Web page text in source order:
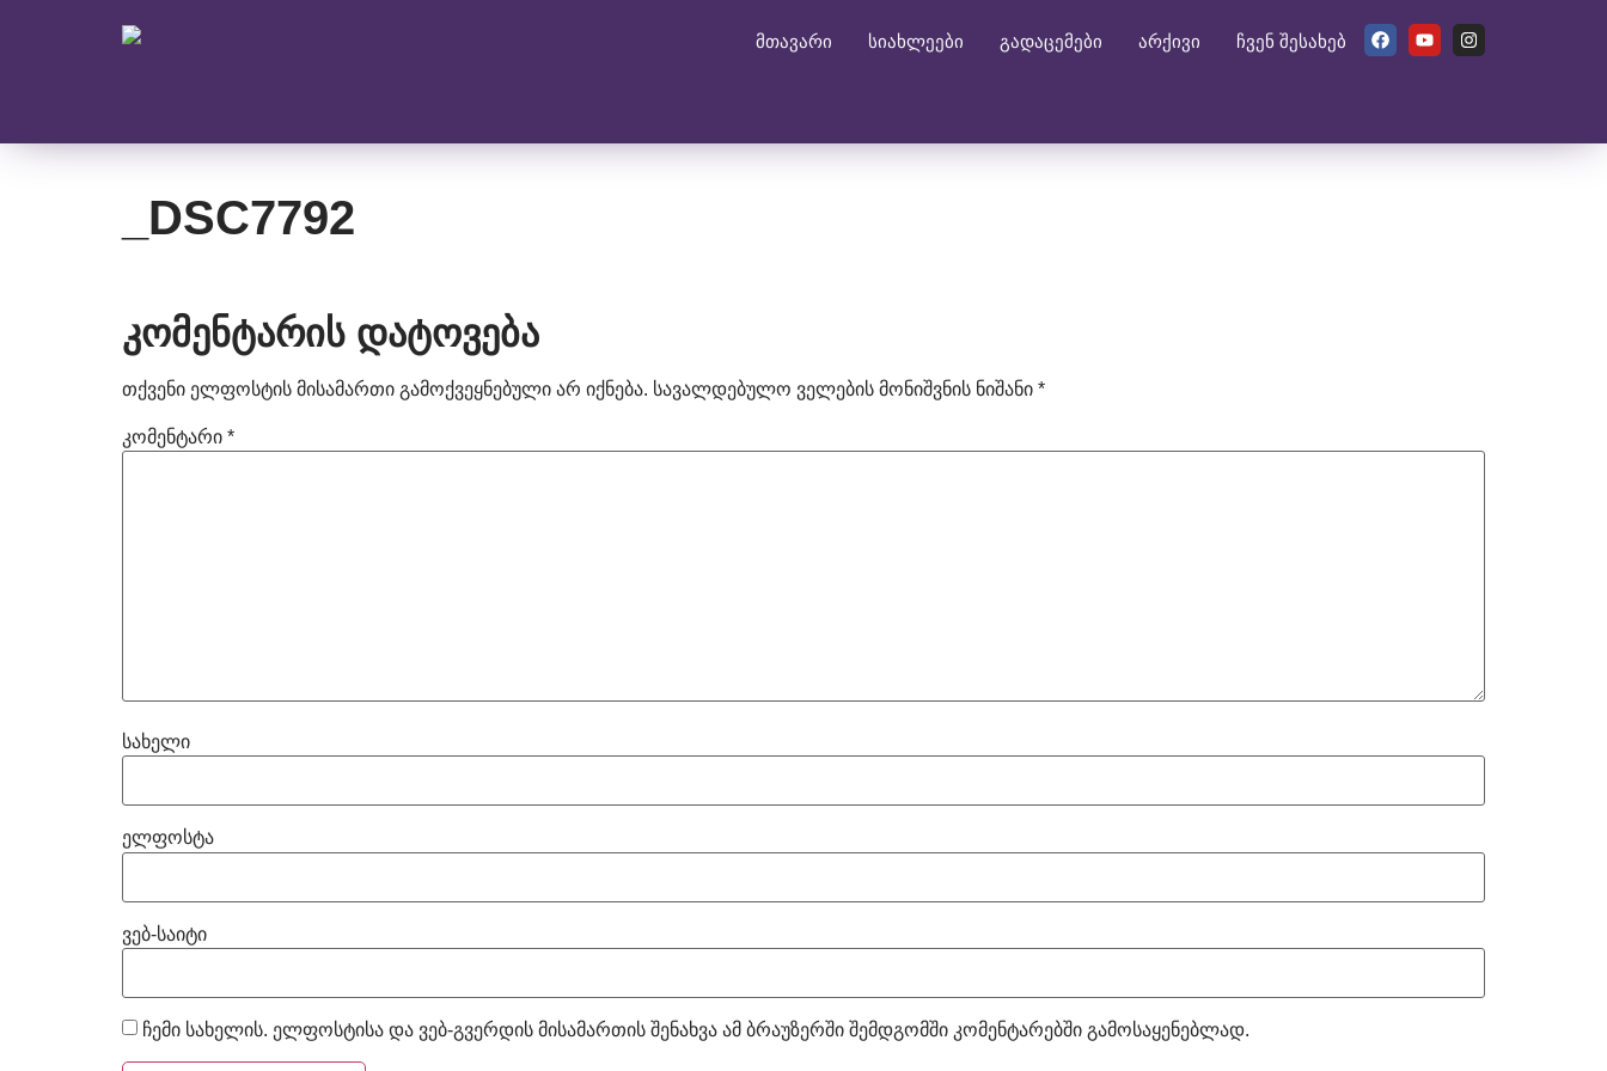
მთავარი სიახლეები გადაცემები არქივი ჩვენ შესახებ
_DSC7792
კომენტარის დატოვება
თქვენი ელფოსტის მისამართი გამოქვეყნებული არ იქნება. სავალდებულო ველების მონიშვნის ნიშანი *
კომენტარი *
სახელი
ელფოსტა
ვებ-საიტი
ჩემი სახელის. ელფოსტისა და ვებ-გვერდის მისამართის შენახვა ამ ბრაუზერში შემდგომში კომენტარებში გამოსაყენებლად.